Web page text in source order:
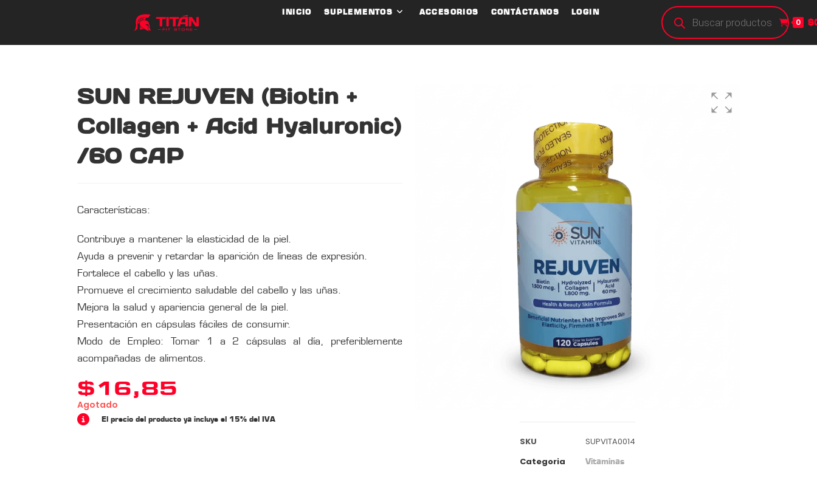
INICIO SUPLEMENTOS ACCESORIOS CONTÁCTANOS LOGIN
0 $
SUN REJUVEN (Biotin +
Collagen + Acid Hyaluronic)
/60 CAP
Características:
Contribuye a mantener la elasticidad de la piel.
Ayuda a prevenir y retardar la aparición de líneas de expresión.
Fortalece el cabello y las uñas.
Promueve el crecimiento saludable del cabello y las uñas.
Mejora la salud y apariencia general de la piel.
Presentación en cápsulas fáciles de consumir.
Modo de Empleo: Tomar 1 a 2 cápsulas al día, preferiblemente
acompañadas de alimentos.
$16,85
Agotado
El precio del producto ya incluye el 15% del IVA
SKU
SUPVITA0014
Categoria
Vitaminas